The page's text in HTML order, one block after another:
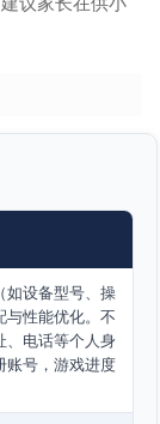
如设备型号、操
与性能优化。不
、电话等个人身
账号，游戏进度